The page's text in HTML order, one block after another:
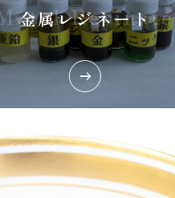
金属レジネート
Resinate
arrow_right_alt